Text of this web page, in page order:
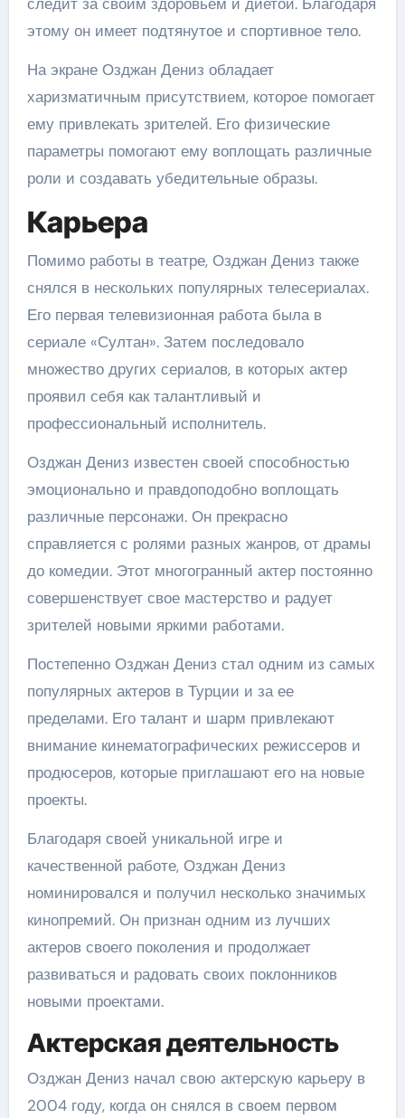
этому он имеет подтянутое и спортивное тело.
На экране Озджан Дениз обладает
харизматичным присутствием, которое помогает
ему привлекать зрителей. Его физические
параметры помогают ему воплощать различные
роли и создавать убедительные образы.
Карьера
Помимо работы в театре, Озджан Дениз также
снялся в нескольких популярных телесериалах.
Его первая телевизионная работа была в
сериале «Султан». Затем последовало
множество других сериалов, в которых актер
проявил себя как талантливый и
профессиональный исполнитель.
Озджан Дениз известен своей способностью
эмоционально и правдоподобно воплощать
различные персонажи. Он прекрасно
справляется с ролями разных жанров, от драмы
до комедии. Этот многогранный актер постоянно
совершенствует свое мастерство и радует
зрителей новыми яркими работами.
Постепенно Озджан Дениз стал одним из самых
популярных актеров в Турции и за ее
пределами. Его талант и шарм привлекают
внимание кинематографических режиссеров и
продюсеров, которые приглашают его на новые
проекты.
Благодаря своей уникальной игре и
качественной работе, Озджан Дениз
номинировался и получил несколько значимых
кинопремий. Он признан одним из лучших
актеров своего поколения и продолжает
развиваться и радовать своих поклонников
новыми проектами.
Актерская деятельность
Озджан Дениз начал свою актерскую карьеру в
2004 году, когда он снялся в своем первом